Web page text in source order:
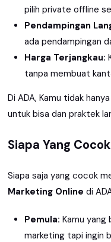
pilih private offline
Pendampingan
ada pendampingan
Harga Terjangkau:
tanpa membuat
Di ADA, Kamu tidak
untuk bisa dan praktek
Siapa Yang
Siapa saja yang cocok
Marketing Online di
Pemula: Kamu
marketing tapi ingin